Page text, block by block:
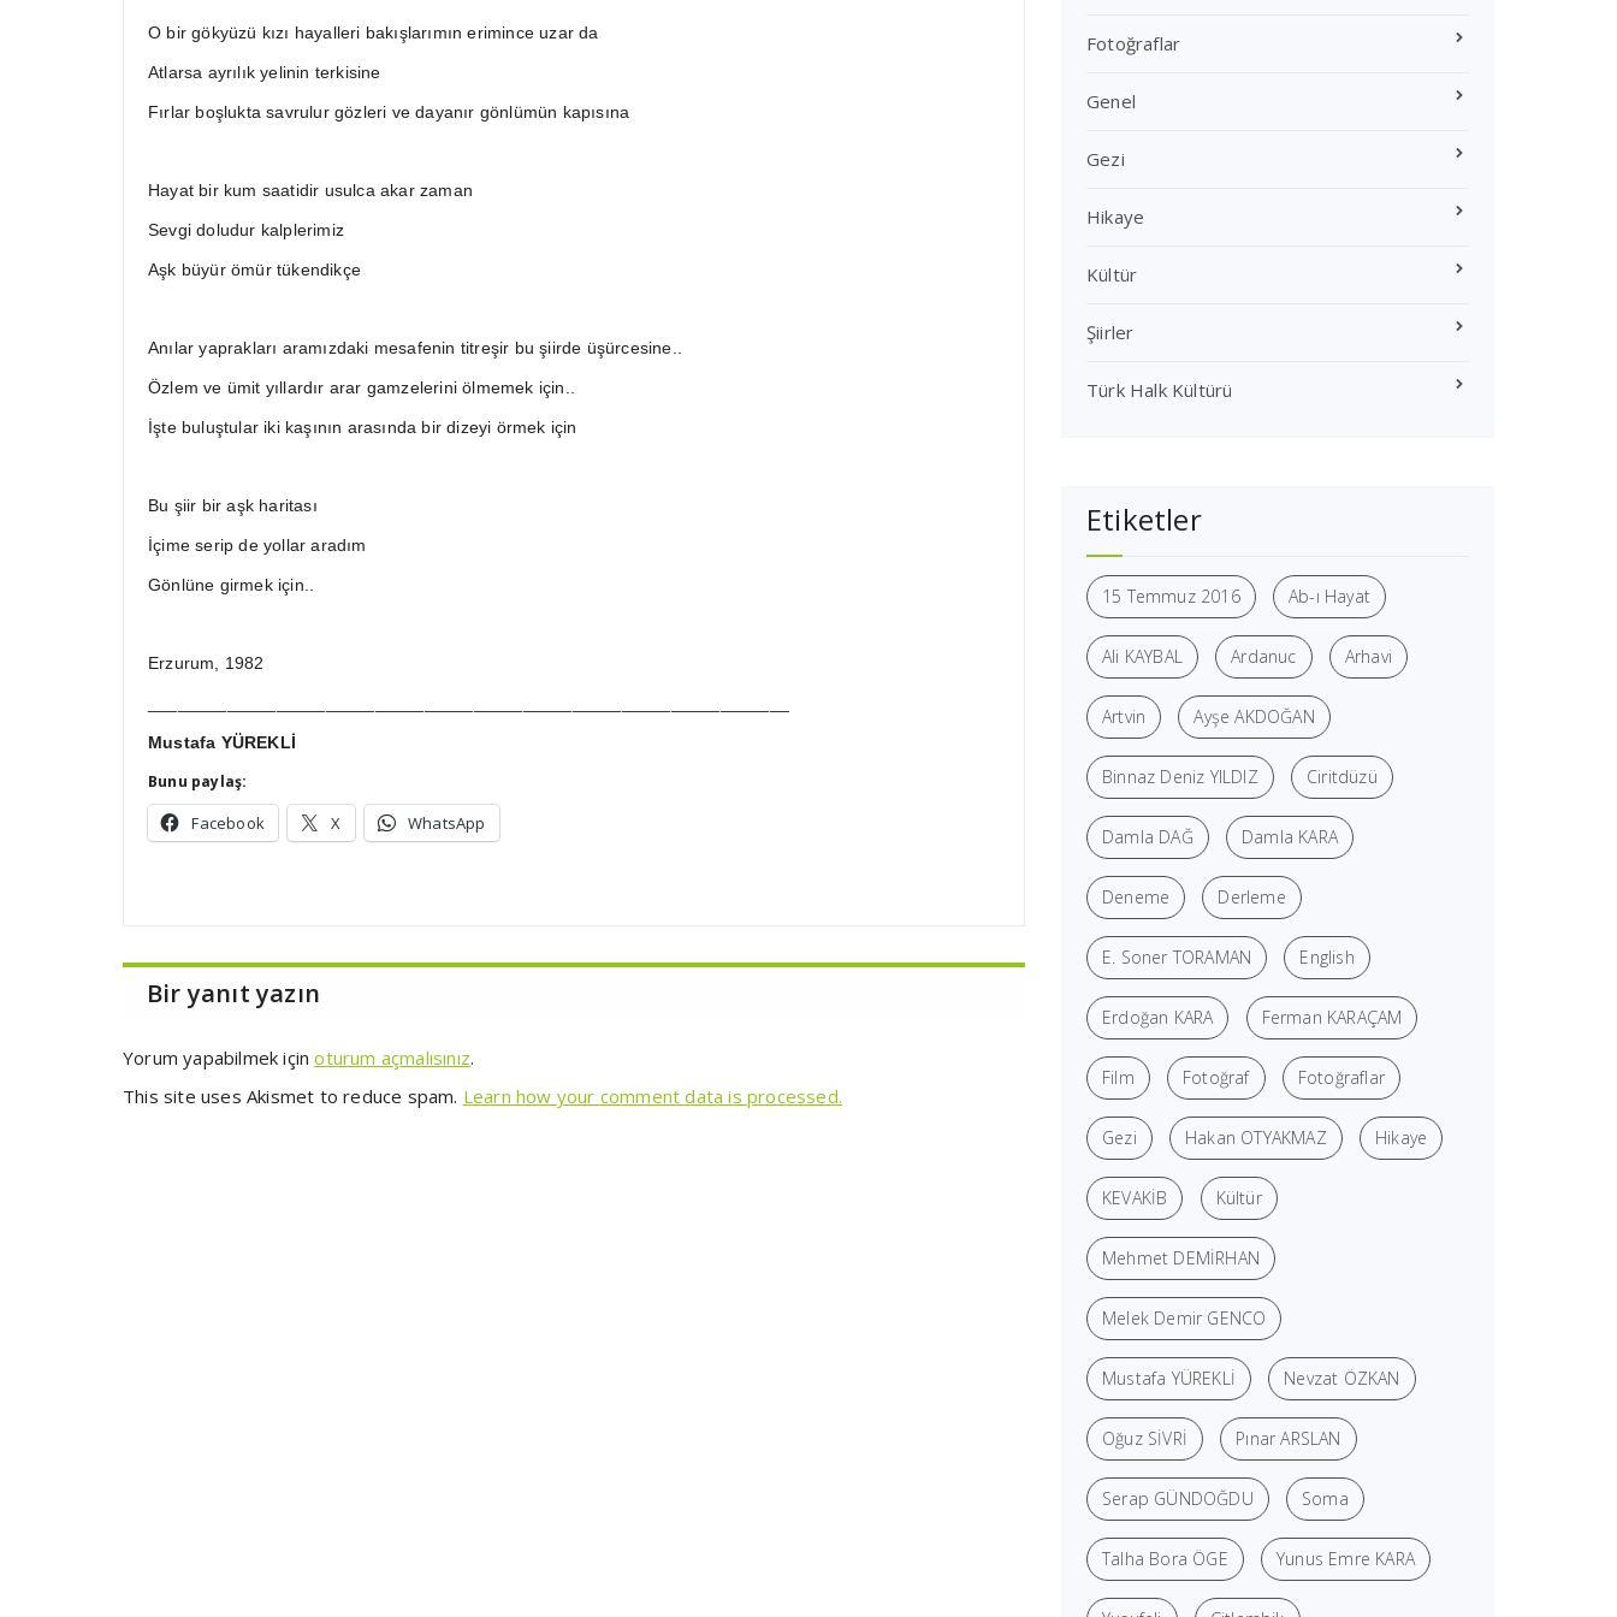
O bir gökyüzü kızı hayalleri bakışlarımın erimince uzar da
Atlarsa ayrılık yelinin terkisine
Fırlar boşlukta savrulur gözleri ve dayanır gönlümün kapısına
Hayat bir kum saatidir usulca akar zaman
Sevgi doludur kalplerimiz
Aşk büyür ömür tükendikçe
Anılar yaprakları aramızdaki mesafenin titreşir bu şiirde üşürcesine..
Özlem ve ümit yıllardır arar gamzelerini ölmemek için..
İşte buluştular iki kaşının arasında bir dizeyi örmek için
Bu şiir bir aşk haritası
İçime serip de yollar aradım
Gönlüne girmek için..
Erzurum, 1982
Mustafa YÜREKLİ
Bunu paylaş:
Facebook X WhatsApp
Bir yanıt yazın
Yorum yapabilmek içinoturum açmalısınız.
This site uses Akismet to reduce spam. Learn how your comment data is processed.
Fotoğraflar
Genel
Gezi
Hikaye
Kültür
Şiirler
Türk Halk Kültürü
Etiketler
15 Temmuz 2016 Ab-ı Hayat
Ali KAYBAL Ardanuc Arhavi
Artvin Ayşe AKDOĞAN
Binnaz Deniz YILDIZ Ciritdüzü
Damla DAĞ Damla KARA
Deneme Derleme
E. Soner TORAMAN English
Erdoğan KARA Ferman KARAÇAM
Film Fotoğraf Fotoğraflar
Gezi Hakan OTYAKMAZ Hikaye
KEVAKİB Kültür
Mehmet DEMİRHAN
Melek Demir GENCO
Mustafa YÜREKLİ Nevzat ÖZKAN
Oğuz SİVRİ Pınar ARSLAN
Serap GÜNDOĞDU Soma
Talha Bora ÖGE Yunus Emre KARA